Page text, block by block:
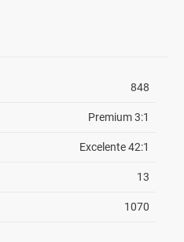
848
Premium 3:1
Excelente 42:1
13
1070